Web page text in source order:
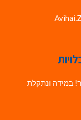
במידה ונתקלת